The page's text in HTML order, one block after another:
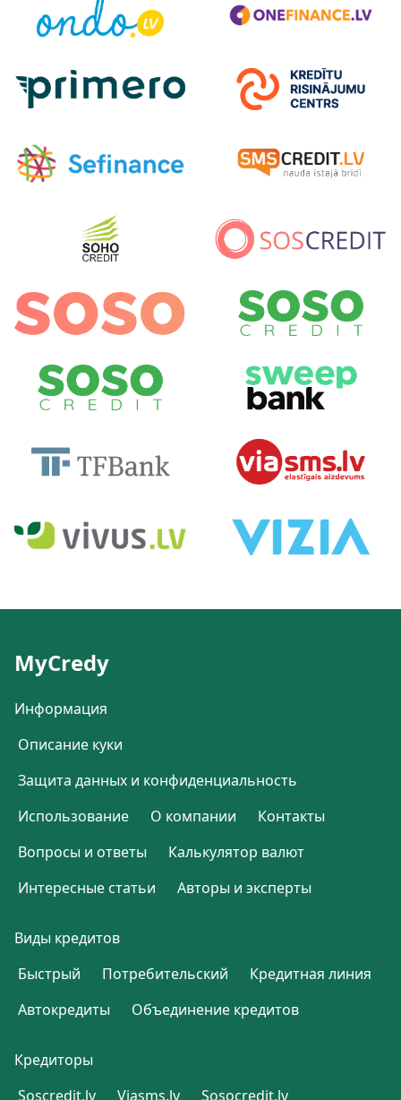
MyCredy
Информация
Описание куки
Защита данных и конфиденциальность
Использование
О компании
Контакты
Вопросы и ответы
Калькулятор валют
Интересные статьи
Авторы и эксперты
Виды кредитов
Быстрый
Потребительский
Кредитная линия
Автокредиты
Объединение кредитов
Кредиторы
Soscredit.lv
Viasms.lv Sosocredit.lv